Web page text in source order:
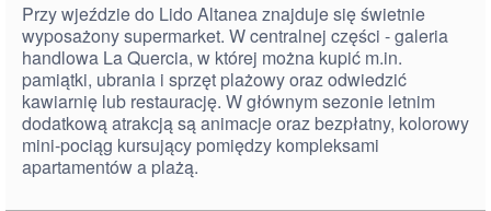
Przy wjeździe do Lido Altanea znajduje się świetnie
wyposażony supermarket. W centralnej części - galeria
handlowa La Quercia, w której można kupić m.in.
pamiątki, ubrania i sprzęt plażowy oraz odwiedzić
kawiarnię lub restaurację. W głównym sezonie letnim
dodatkową atrakcją są animacje oraz bezpłatny, kolorowy
mini-pociąg kursujący pomiędzy kompleksami
apartamentów a plażą.